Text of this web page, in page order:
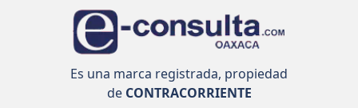
Es una marca registrada, propiedad
deCONTRACORRIENTE